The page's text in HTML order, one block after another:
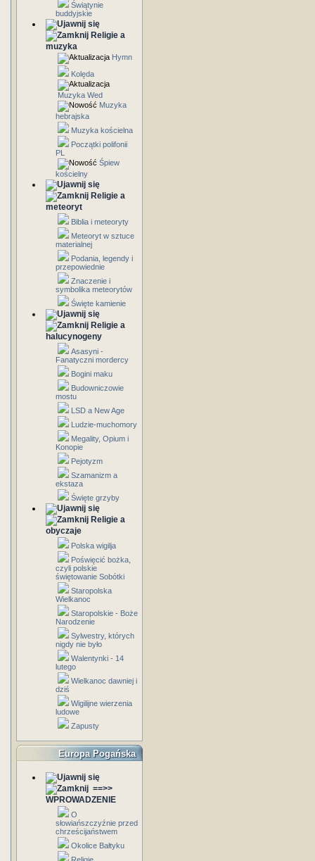
Świątynie
buddyjskie
Religie a
muzyka
Hymn
Kolęda
Muzyka Wed
Muzyka
hebrajska
Muzyka kościelna
Początki polifonii
PL
Śpiew
kościelny
Religie a
meteoryt
Biblia i meteoryty
Meteoryt w sztuce
materialnej
Podania, legendy i
przepowiednie
Znaczenie i
symbolika meteorytów
Święte kamienie
Religie a
halucynogeny
Asasyni -
Fanatyczni mordercy
Bogini maku
Budowniczowie
mostu
LSD a New Age
Ludzie-muchomory
Megality, Opium i
Konopie
Pejotyzm
Szamanizm a
ekstaza
Święte grzyby
Religie a
obyczaje
Polska wigilja
Poświęcić bożka,
czyli polskie
świętowanie Sobótki
Staropolska
Wielkanoc
Staropolskie - Boże
Narodzenie
Sylwestry, których
nigdy nie było
Walentynki - 14
lutego
Wielkanoc dawniej i
dziś
Wigilijne wierzenia
ludowe
Zapusty
Europa Pogańska
==>>
WPROWADZENIE
O
słowiańszczyźnie przed
chrześcijaństwem
Okolice Bałtyku